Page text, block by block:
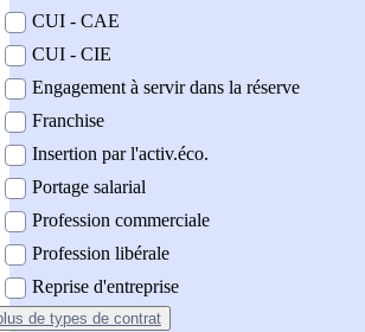
CUI - CAE
CUI - CIE
Engagement à servir dans la réserve
Franchise
Insertion par l'activ.éco.
Portage salarial
Profession commerciale
Profession libérale
Reprise d'entreprise
de types de contrat